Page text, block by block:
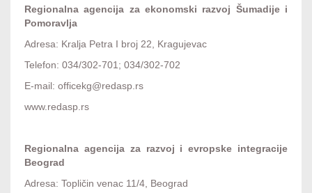
Regionalna agencija za ekonomski razvoj Šumadije i
Pomoravlja
Adresa: Kralja Petra I broj 22, Kragujevac
Telefon: 034/302-701; 034/302-702
E-mail: officekg@redasp.rs
www.redasp.rs
Regionalna agencija za razvoj i evropske integracije
Beograd
Adresa: Topličin venac 11/4, Beograd